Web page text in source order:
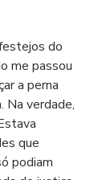
do
me passou
a perna
Na verdade,
que
podiam